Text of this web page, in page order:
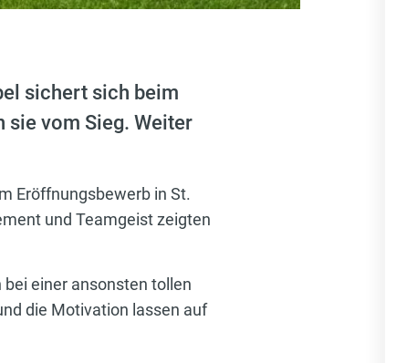
sichert sich beim
sie vom Sieg. Weiter
Eröffnungsbewerb in St.
und Teamgeist zeigten
einer ansonsten tollen
die Motivation lassen auf